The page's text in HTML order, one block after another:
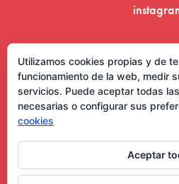
Utilizamos cookies propias y de
funcionamiento de la web, medir
servicios. Puede aceptar todas
necesarias o configurar sus
cookies
Aceptar